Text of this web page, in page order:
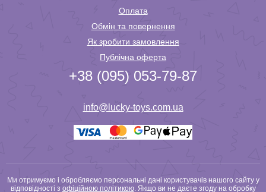
Оплата
Обмін та повернення
Як зробити замовлення
Публічна оферта
+38 (095) 053-79-87
info@lucky-toys.com.ua
Ми отримуємо і обробляємо персональні дані користувачів нашого сайту у
відповідності з офіційною політикою. Якщо ви не даєте згоду на обробку